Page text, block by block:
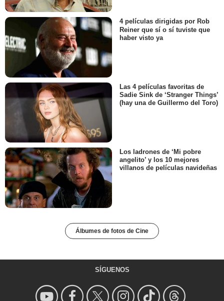
4 películas dirigidas por Rob
Reiner que sí o sí tuviste que
haber visto ya
Las 4 películas favoritas de
Sadie Sink de ‘Stranger Things’
(hay una de Guillermo del Toro)
Los ladrones de ‘Mi pobre
angelito’ y los 10 mejores
villanos de películas navideñas
Álbumes de fotos de Cine
SÍGUENOS